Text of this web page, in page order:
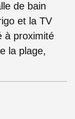
de bain
et la TV
à proximité
la plage,